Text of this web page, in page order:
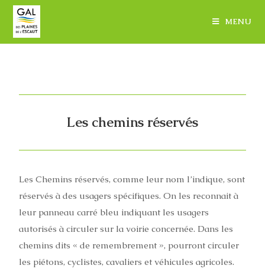
MENU
Les chemins réservés
Les Chemins réservés, comme leur nom l’indique, sont
réservés à des usagers spécifiques. On les reconnait à
leur panneau carré bleu indiquant les usagers
autorisés à circuler sur la voirie concernée. Dans les
chemins dits « de remembrement », pourront circuler
les piétons, cyclistes, cavaliers et véhicules agricoles.